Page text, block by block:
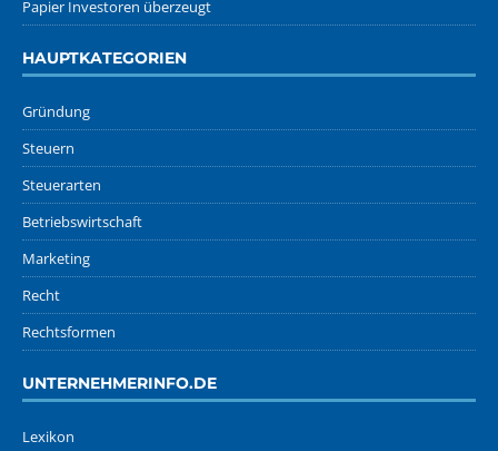
Papier Investoren überzeugt
HAUPTKATEGORIEN
Gründung
Steuern
Steuerarten
Betriebswirtschaft
Marketing
Recht
Rechtsformen
UNTERNEHMERINFO.DE
Lexikon